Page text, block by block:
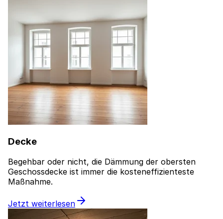
Decke
Begehbar oder nicht, die Dämmung der obersten
Geschossdecke ist immer die kosteneffizienteste
Maßnahme.
Jetzt weiterlesen